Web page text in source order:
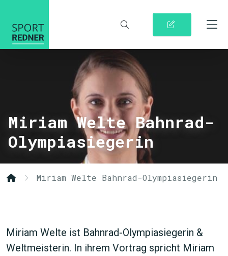
Miriam Welte Bahnrad-
Olympiasiegerin
Miriam Welte Bahnrad-Olympiasiegerin
Miriam Welte ist Bahnrad-Olympiasiegerin &
Weltmeisterin. In ihrem Vortrag spricht Miriam